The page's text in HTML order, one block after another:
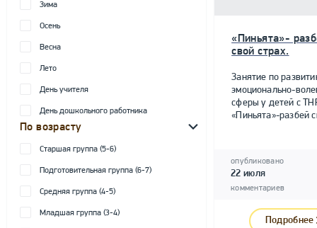
Зима
Осень
Весна
Лето
День учителя
День дошкольного работника
По возрасту
Старшая группа (5-6)
Подготовительная группа (6-7)
Средняя группа (4-5)
Младшая группа (3-4)
«Пиньята»-
свой страх.
Занятие по
эмоционально-
сферы у детей с
«Пиньята»-разбей
опубликовано
22 июля
комментариев
Подробнее